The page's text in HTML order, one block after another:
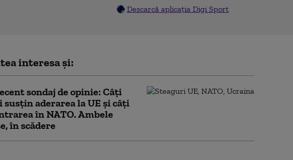
Descarcă aplicația Digi Sport
interesa și:
sondaj de opinie: Câți
aderarea la UE și câți
în NATO. Ambele
în scădere